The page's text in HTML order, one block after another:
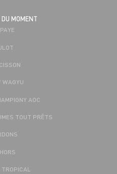
MOMENT
AOC
TOUT PRÊTS
TROPICAL